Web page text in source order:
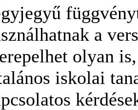
a
olyan
iskolai